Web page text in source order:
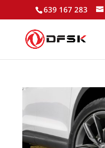
639 167 283